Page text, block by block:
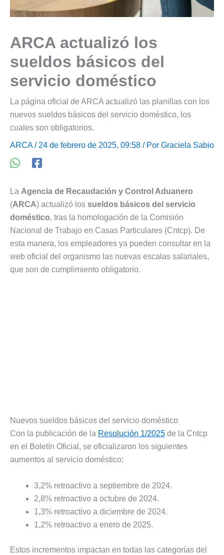
ARCA actualizó los
sueldos básicos del
servicio doméstico
La página oficial de ARCA actualizó las planillas con los
nuevos sueldos básicos del servicio doméstico, los
cuales son obligatorios.
ARCA/ 24 de febrero de 2025, 09:58 / Por Graciela Sabio
La Agencia de Recaudación y Control Aduanero
(ARCA) actualizó los sueldos básicos del servicio
doméstico, tras la homologación de la Comisión
Nacional de Trabajo en Casas Particulares (Cntcp). De
esta manera, los empleadores ya pueden consultar en la
web oficial del organismo las nuevas escalas salariales,
que son de cumplimiento obligatorio.
Nuevos sueldos básicos del servicio doméstico
Con la publicación de la Resolución 1/2025 de la Cntcp
en el Boletín Oficial, se oficializaron los siguientes
aumentos al servicio doméstico:
3,2% retroactivo a septiembre de 2024.
2,8% retroactivo a octubre de 2024.
1,3% retroactivo a diciembre de 2024.
1,2% retroactivo a enero de 2025.
Estos incrementos impactan en todas las categorías del